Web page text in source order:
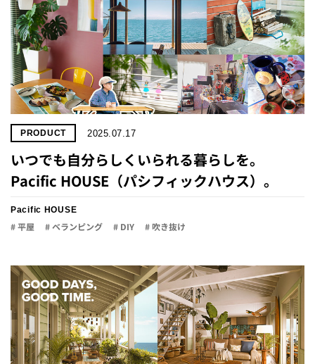
PRODUCT 2025.07.17
いつでも自分らしくいられる暮らしを。
Pacific HOUSE（パシフィックハウス）。
Pacific HOUSE
# 平屋 # ベランピング # DIY # 吹き抜け